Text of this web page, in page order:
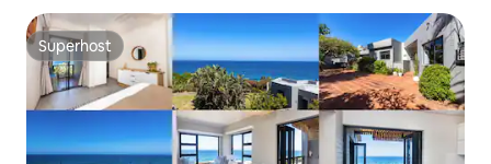
Superhost
Superhost